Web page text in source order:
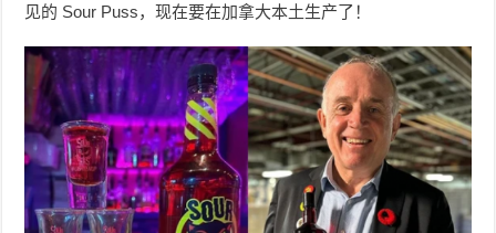
见的 Sour Puss，现在要在加拿大本土生产了！